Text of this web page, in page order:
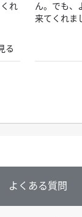
れ
る
ん。でも、
来てくれま
よくある質問